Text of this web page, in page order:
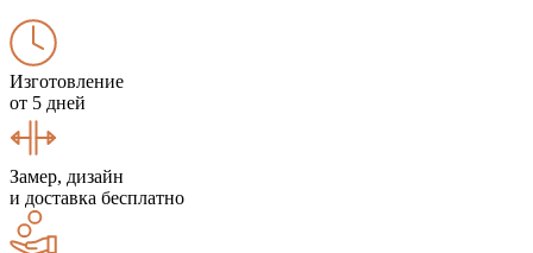
Изготовление
от 5 дней
Замер, дизайн
и доставка бесплатно